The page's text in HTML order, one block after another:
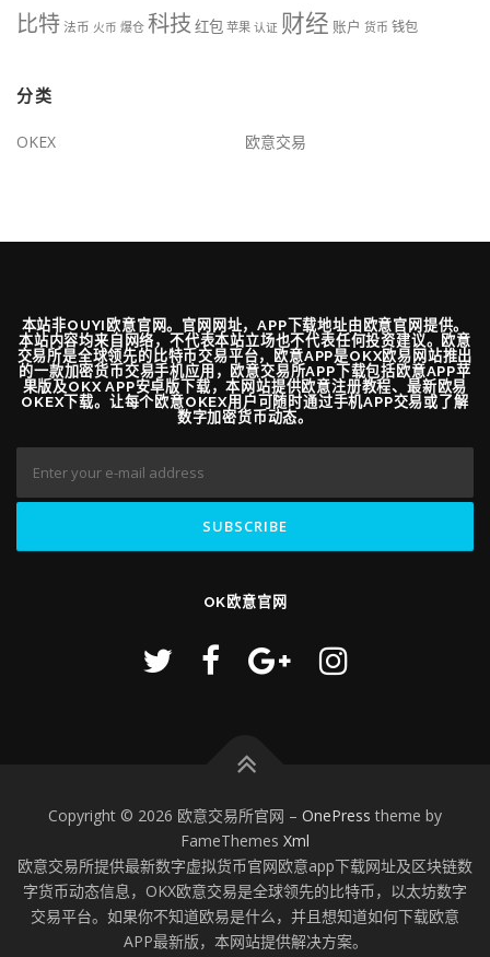
比特法币 火币 爆仓 科技 红包 苹果 认证 财经 账户 货币 钱包
分类
OKEX 欧意交易
本站非OUYI欧意官网。官网网址，APP下载地址由欧意官网提供。
本站内容均来自网络，不代表本站立场也不代表任何投资建议。欧意
交易所是全球领先的比特币交易平台，欧意APP是OKX欧易网站推出
的一款加密货币交易手机应用，欧意交易所APP下载包括欧意APP苹
果版及OKX APP安卓版下载，本网站提供欧意注册教程、最新欧易
OKEX下载。让每个欧意OKEX用户可随时通过手机APP交易或了解
数字加密货币动态。
OK欧意官网
Copyright © 2026 欧意交易所官网 – OnePress theme by
FameThemes Xml
欧意交易所提供最新数字虚拟货币官网欧意app下载网址及区块链数
字货币动态信息，OKX欧意交易是全球领先的比特币，以太坊数字
交易平台。如果你不知道欧易是什么，并且想知道如何下载欧意
APP最新版，本网站提供解决方案。